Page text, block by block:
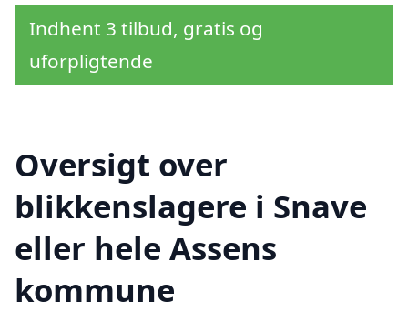
Indhent 3 tilbud, gratis og
uforpligtende
Oversigt over
blikkenslagere i Snave
eller hele Assens
kommune